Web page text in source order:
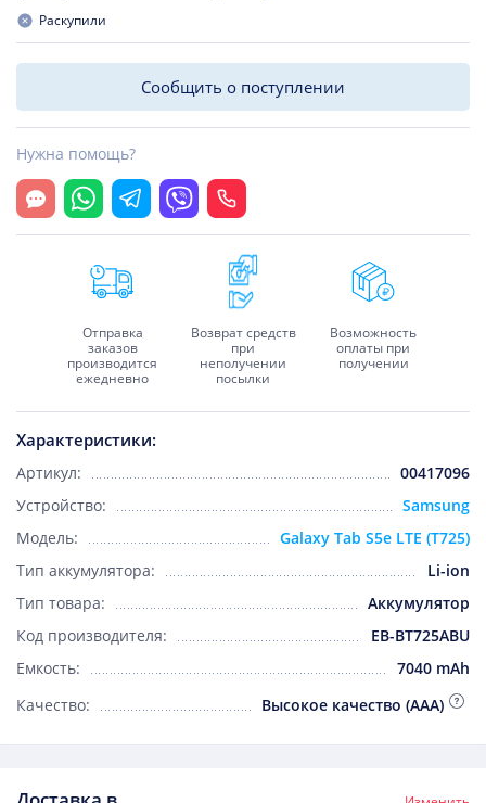
Характеристики:
Артикул:
00417096
Устройство:
Samsung
Модель:
Galaxy Tab S5e LTE (T725)
Тип аккумулятора:
Li-ion
Тип товара:
Аккумулятор
Код производителя:
EB-BT725ABU
Емкость:
7040 mAh
Качество:
Высокое качество (AAA)
Раскупили
Сообщить о поступлении
Нужна помощь?
Открыть чат
WhatsappTelegramViber Позвонить
Отправка
заказов
производится
ежедневно
Возврат средств
при
неполучении
посылки
Возможность
оплаты при
получении